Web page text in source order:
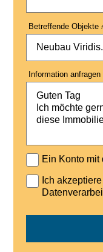
Neubau
Betreffende Objekte
Information anfragen
Ein Konto
Ich